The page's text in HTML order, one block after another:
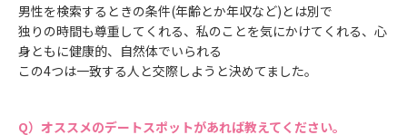
男性を検索するときの条件(年齢とか年収など)とは別で
独りの時間も尊重してくれる、私のことを気にかけてくれる、心
身ともに健康的、自然体でいられる
この4つは一致する人と交際しようと決めてました。
オススメのデートスポットがあれば教えてください。